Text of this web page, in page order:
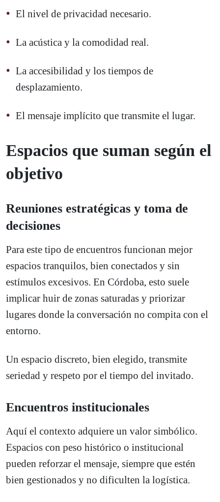
El nivel de privacidad necesario.
La acústica y la comodidad real.
La accesibilidad y los tiempos de
desplazamiento.
El mensaje implícito que transmite el lugar.
Espacios que suman según el
objetivo
Reuniones estratégicas y toma de
decisiones
Para este tipo de encuentros funcionan mejor
espacios tranquilos, bien conectados y sin
estímulos excesivos. En Córdoba, esto suele
implicar huir de zonas saturadas y priorizar
lugares donde la conversación no compita con el
entorno.
Un espacio discreto, bien elegido, transmite
seriedad y respeto por el tiempo del invitado.
Encuentros institucionales
Aquí el contexto adquiere un valor simbólico.
Espacios con peso histórico o institucional
pueden reforzar el mensaje, siempre que estén
bien gestionados y no dificulten la logística.